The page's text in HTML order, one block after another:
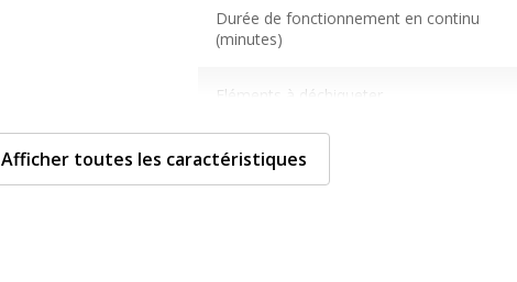
Durée de fonctionnement en continu
(minutes)
Eléments à déchiqueter
Fonctionnalités
Afficher toutes les caractéristiques